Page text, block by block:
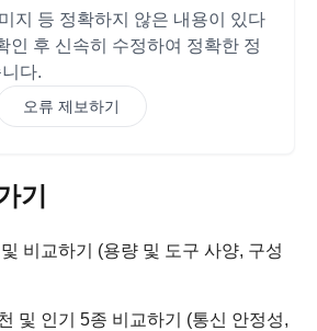
지 등 정확하지 않은 내용이 있다
인 후 신속히 수정하여 정확한 정
다.
오류 제보하기
기
비교하기 (용량 및 도구 사양, 구성
및 인기 5종 비교하기 (통신 안정성,